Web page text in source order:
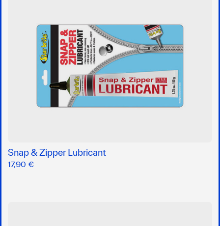
Snap & Zipper Lubricant
17,90 €